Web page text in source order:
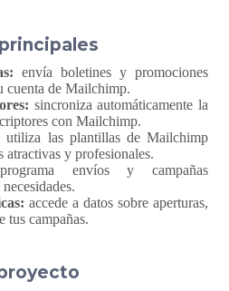
envía boletines y promociones
cuenta de Mailchimp.
sincroniza automáticamente la
con Mailchimp.
utiliza las plantillas de Mailchimp
atractivas y profesionales.
envíos y campañas
accede a datos sobre aperturas,
tus campañas.